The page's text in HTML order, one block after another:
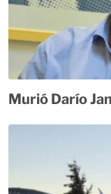
Murió Darío